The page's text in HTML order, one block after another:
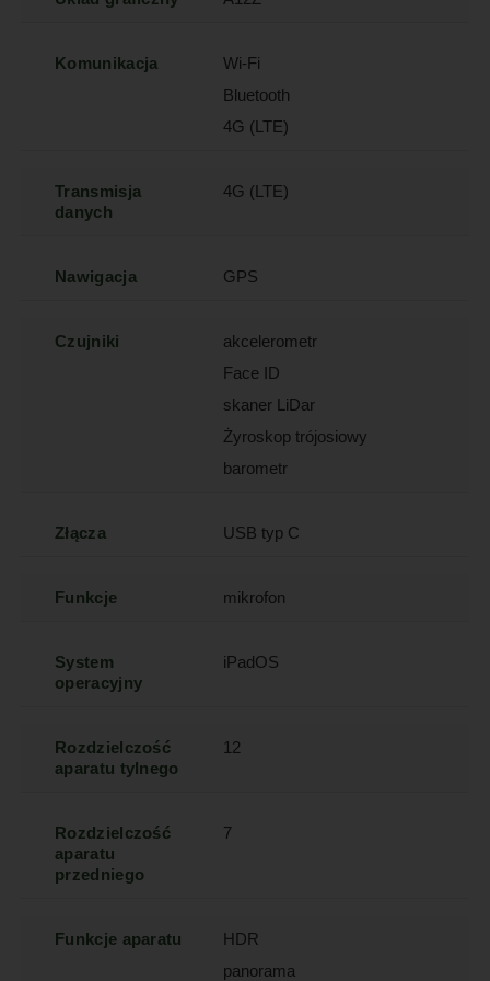
Komunikacja
Wi-Fi
Bluetooth
4G (LTE)
Transmisja
danych
4G (LTE)
Nawigacja GPS
Czujniki
akcelerometr
Face ID
skaner LiDar
Żyroskop trójosiowy
barometr
Złącza USB typ C
Funkcje mikrofon
System
operacyjny
iPadOS
Rozdzielczość
aparatu tylnego
12
Rozdzielczość
aparatu
przedniego
7
Funkcje aparatu
HDR
panorama